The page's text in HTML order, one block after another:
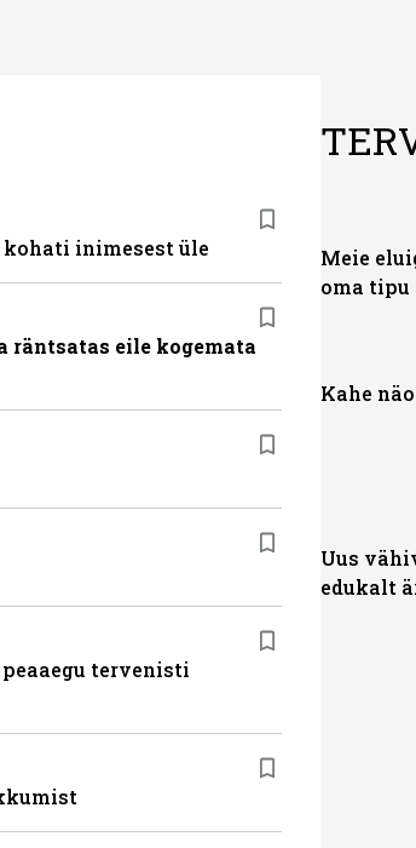
inimesest üle
räntsatas eile kogemata
tervenisti
Meie
oma tipu
Kahe
Uus
edukalt